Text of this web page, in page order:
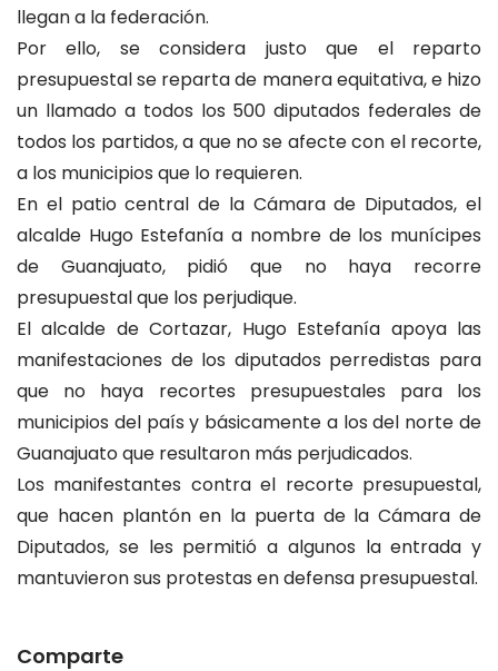
llegan a la federación.
Por ello, se considera justo que el reparto
presupuestal se reparta de manera equitativa, e hizo
un llamado a todos los 500 diputados federales de
todos los partidos, a que no se afecte con el recorte,
a los municipios que lo requieren.
En el patio central de la Cámara de Diputados, el
alcalde Hugo Estefanía a nombre de los munícipes
de Guanajuato, pidió que no haya recorre
presupuestal que los perjudique.
El alcalde de Cortazar, Hugo Estefanía apoya las
manifestaciones de los diputados perredistas para
que no haya recortes presupuestales para los
municipios del país y básicamente a los del norte de
Guanajuato que resultaron más perjudicados.
Los manifestantes contra el recorte presupuestal,
que hacen plantón en la puerta de la Cámara de
Diputados, se les permitió a algunos la entrada y
mantuvieron sus protestas en defensa presupuestal.
Comparte